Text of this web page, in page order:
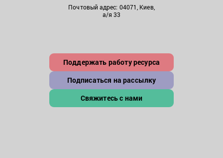
Почтовый адрес: 04071, Киев,
а/я 33
Поддержать работу ресурса
Подписаться на рассылку
Свяжитесь с нами